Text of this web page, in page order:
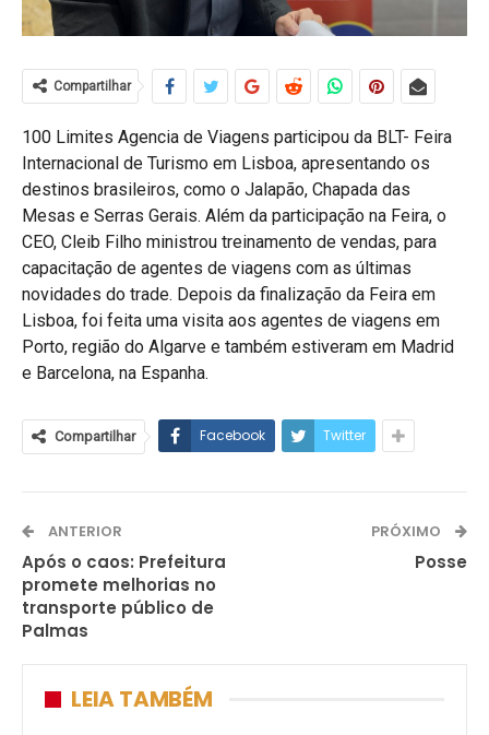
Compartilhar
100 Limites Agencia de Viagens participou da BLT- Feira
Internacional de Turismo em Lisboa, apresentando os
destinos brasileiros, como o Jalapão, Chapada das
Mesas e Serras Gerais. Além da participação na Feira, o
CEO, Cleib Filho ministrou treinamento de vendas, para
capacitação de agentes de viagens com as últimas
novidades do trade. Depois da finalização da Feira em
Lisboa, foi feita uma visita aos agentes de viagens em
Porto, região do Algarve e também estiveram em Madrid
e Barcelona, na Espanha.
Compartilhar Facebook Twitter
ANTERIOR
Após o caos: Prefeitura
promete melhorias no
transporte público de
Palmas
PRÓXIMO
Posse
LEIA TAMBÉM